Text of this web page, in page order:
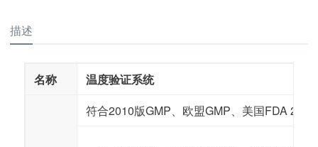
描述
名称 温度验证系统
符合2010版GMP、欧盟GMP、美国FDA 21